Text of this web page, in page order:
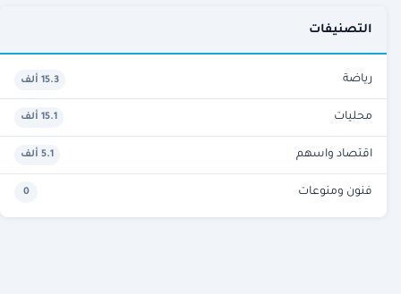
التصنيفات
رياضة 15.3 ألف
محليات 15.1 ألف
اقتصاد واسهم 5.1 ألف
فنون ومنوعات 0